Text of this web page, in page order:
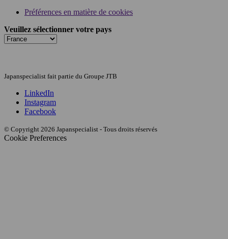
Préférences en matière de cookies
Veuillez sélectionner votre pays
Japanspecialist fait partie du Groupe JTB
LinkedIn
Instagram
Facebook
© Copyright 2026 Japanspecialist - Tous droits réservés
Cookie Preferences